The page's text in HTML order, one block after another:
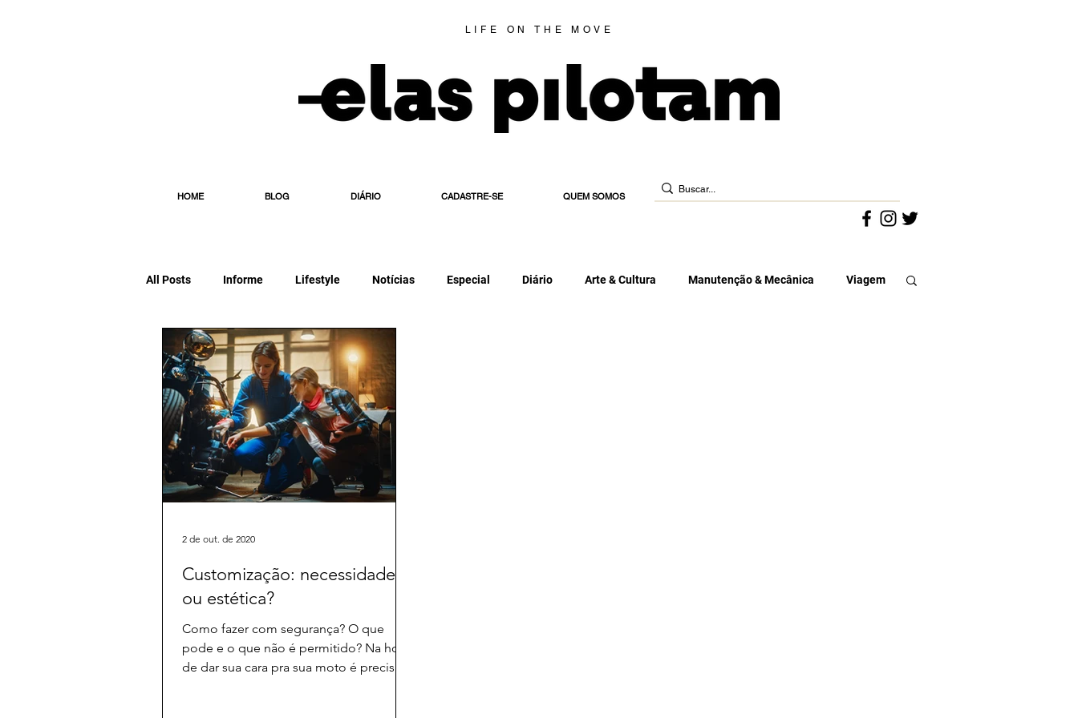
LIFE ON THE MOVE
HOME BLOG DIÁRIO CADASTRE-SE QUEM SOMOS
All Posts Informe Lifestyle Notícias Especial Diário Arte & Cultura Manutenção & Mecânica Viagem
Editorial Esporte Diário de Habilitação
Customização: necessidade
ou estética?
Como fazer com segurança? O que
pode e o que não é permitido? Na hora
de dar sua cara pra sua moto é preciso
2 de out. de 2020